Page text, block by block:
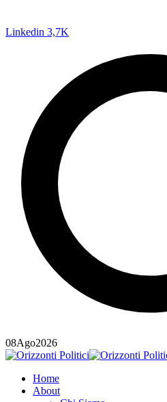
Linkedin 3,7K
08Ago2026
Home
About